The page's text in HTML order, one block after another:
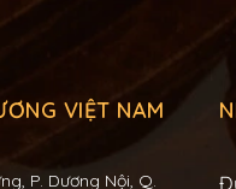
VIỆT NAM
P. Dương Nội, Q.